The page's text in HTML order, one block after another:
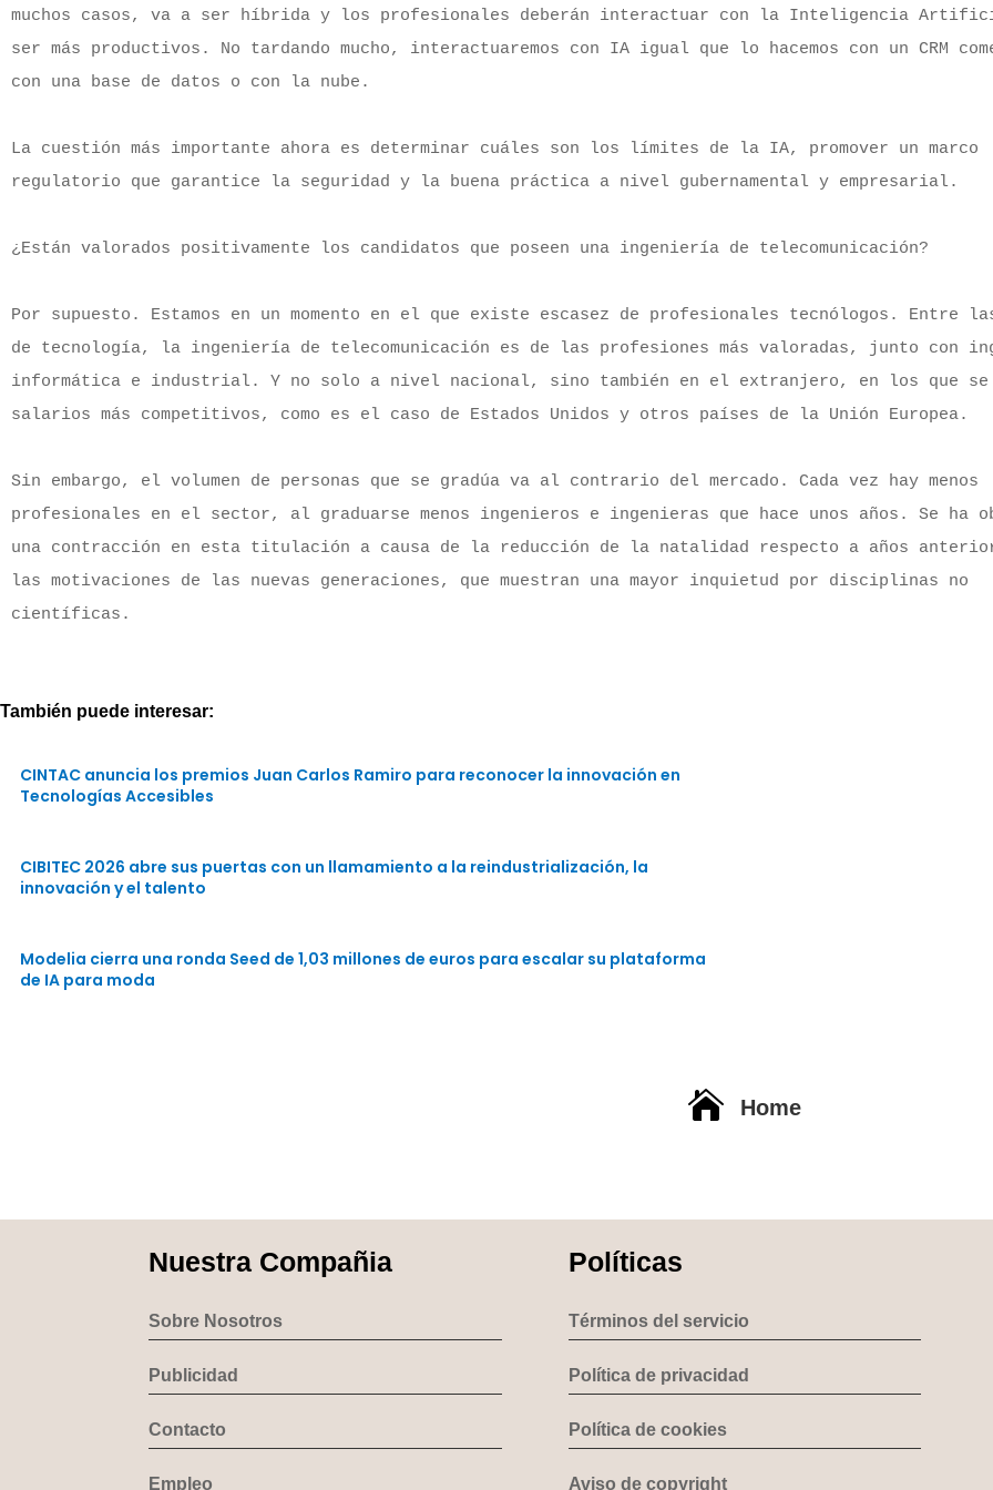
muchos casos, va a ser híbrida y los profesionales deberán interactuar con la Inteligencia
ser más productivos. No tardando mucho, interactuaremos con IA igual que lo hacemos con un CRM
con una base de datos o con la nube.
La cuestión más importante ahora es determinar cuáles son los límites de la IA, promover un marco
regulatorio que garantice la seguridad y la buena práctica a nivel gubernamental y empresarial.
¿Están valorados positivamente los candidatos que poseen una ingeniería de telecomunicación?
Por supuesto. Estamos en un momento en el que existe escasez de profesionales tecnólogos. Entre
de tecnología, la ingeniería de telecomunicación es de las profesiones más valoradas, junto con
informática e industrial. Y no solo a nivel nacional, sino también en el extranjero, en los que se
salarios más competitivos, como es el caso de Estados Unidos y otros países de la Unión Europea.
Sin embargo, el volumen de personas que se gradúa va al contrario del mercado. Cada vez hay menos
profesionales en el sector, al graduarse menos ingenieros e ingenieras que hace unos años. Se ha
una contracción en esta titulación a causa de la reducción de la natalidad respecto a años
las motivaciones de las nuevas generaciones, que muestran una mayor inquietud por disciplinas no
científicas.
También puede interesar:
CINTAC anuncia los premios Juan Carlos Ramiro para reconocer la innovación en
Tecnologías Accesibles
CIBITEC 2026 abre sus puertas con un llamamiento a la reindustrialización, la
innovación y el talento
Modelia cierra una ronda Seed de 1,03 millones de euros para escalar su plataforma
de IA para moda
 Home
Nuestra Compañia
Sobre Nosotros
Publicidad
Contacto
Empleo
Políticas
Términos del servicio
Política de privacidad
Política de cookies
Aviso de copyright